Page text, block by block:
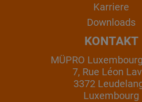
Karriere
Downloads
KONTAKT
MÜPRO
7, Rue Léon
3372
Luxembourg